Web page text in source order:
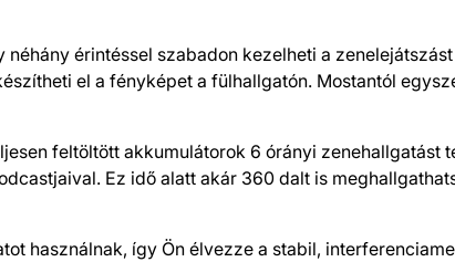
érintéssel szabadon kezelheti a
el a fényképet a fülhallgatón. Mostantól
feltöltött akkumulátorok 6 órányi zenehallgatást
Ez idő alatt akár 360 dalt is
használnak, így Ön élvezze a stabil,